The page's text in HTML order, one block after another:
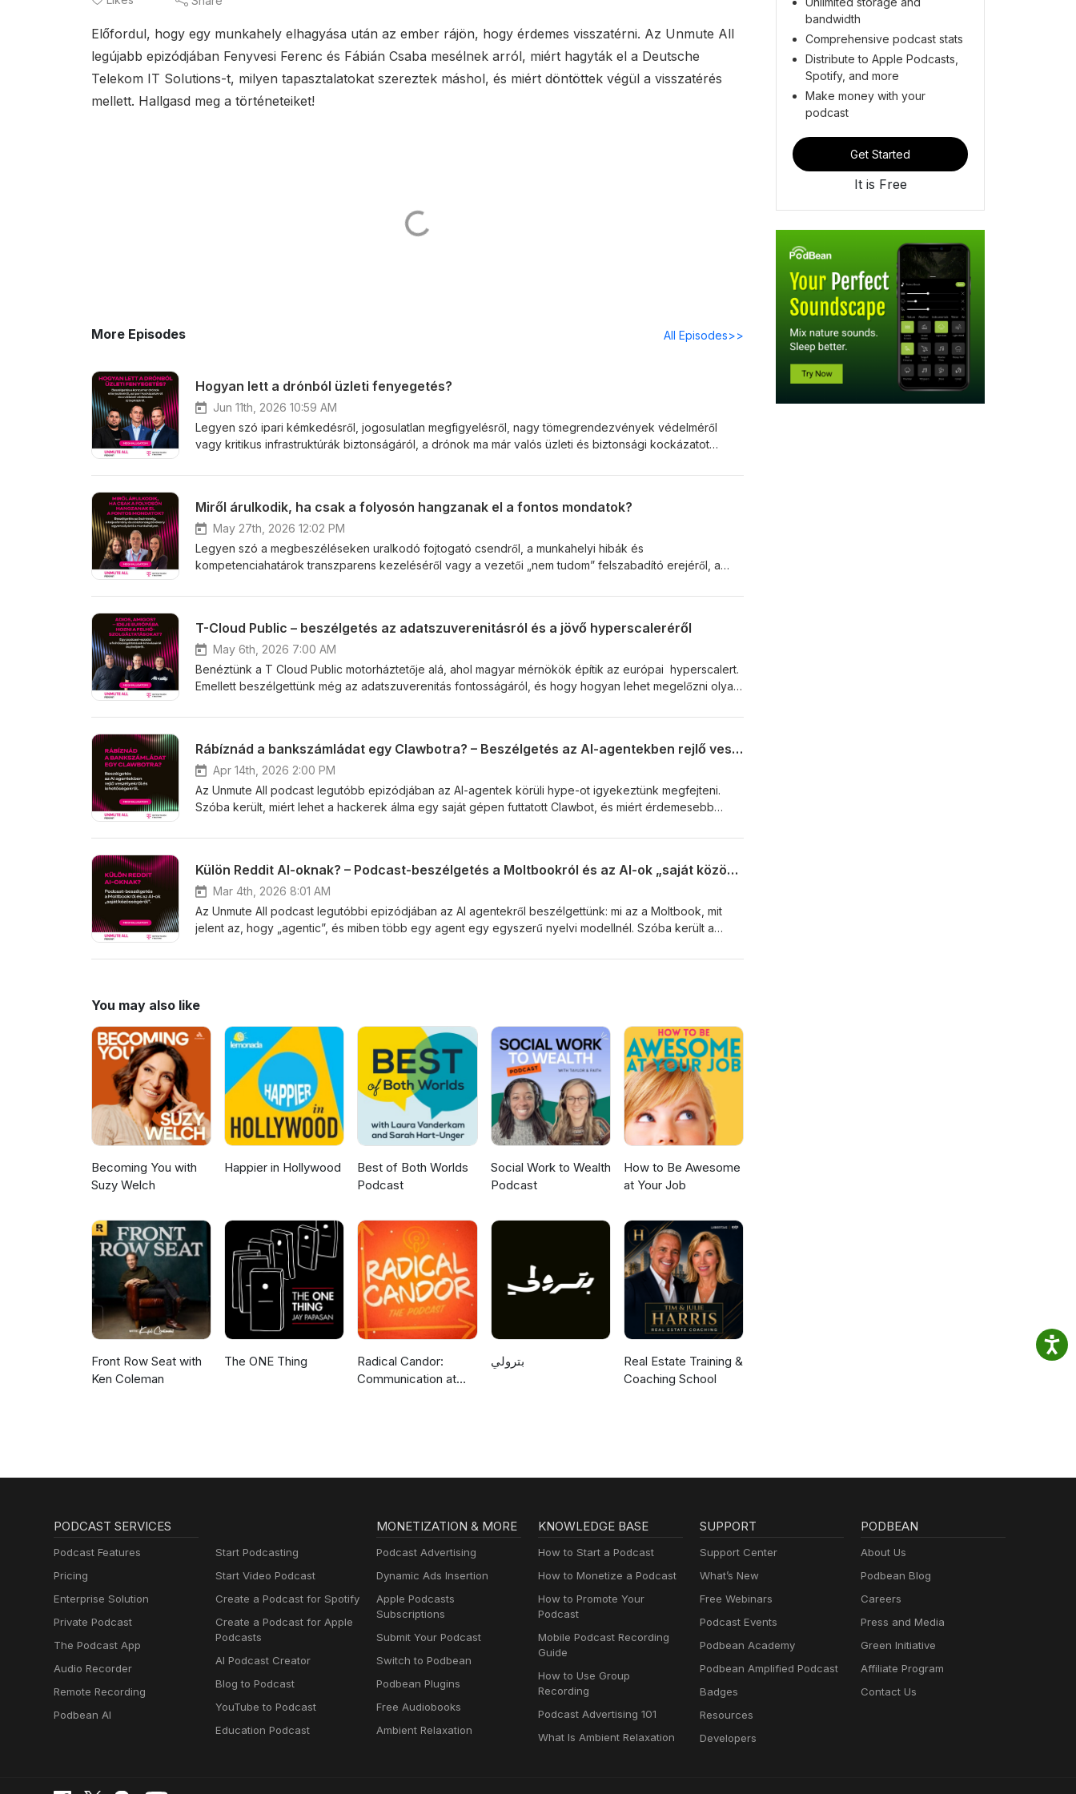
Előfordul, hogy egy munkahely elhagyása után az ember rájön, hogy érdemes visszatérni. Az Unmute All
legújabb epizódjában Fenyvesi Ferenc és Fábián Csaba mesélnek arról, miért hagyták el a Deutsche
Telekom IT Solutions-t, milyen tapasztalatokat szereztek máshol, és miért döntöttek végül a visszatérés
mellett. Hallgasd meg a történeteiket!
More Episodes All Episodes>>
Hogyan lett a drónból üzleti fenyegetés?
Jun 11th, 2026 10:59 AM
Legyen szó ipari kémkedésről, jogosulatlan megfigyelésről, nagy tömegrendezvények védelméről
vagy kritikus infrastruktúrák biztonságáról, a drónok ma már valós üzleti és biztonsági kockázatot
és arról beszélgettünk, miért nem elég néhány kamera a levegőből érkező fenyegetések
Miről árulkodik, ha csak a folyosón hangzanak el a fontos mondatok?
May 27th, 2026 12:02 PM
Legyen szó a megbeszéléseken uralkodó fojtogató csendről, a munkahelyi hibák és
kompetenciahatárok transzparens kezeléséről vagy a vezetői „nem tudom” felszabadító erejéről, a
teljesítmény és a visszajelzések háromszögében mozogtunk. Ha érdekel, hallgasd meg ezt az
T-Cloud Public – beszélgetés az adatszuverenitásról és a jövő hyperscaleréről
May 6th, 2026 7:00 AM
Benéztünk a T Cloud Public motorháztetője alá, ahol magyar mérnökök építik az európai hyperscalert.
Emellett beszélgettünk még az adatszuverenitás fontosságáról, és hogy hogyan lehet megelőzni olyan
Rábíznád a bankszámládat egy Clawbotra? – Beszélgetés az AI-agentekben rejlő veszélyekről és lehetőségekről.
Apr 14th, 2026 2:00 PM
Az Unmute All podcast legutóbb epizódjában az AI-agentek körüli hype-ot igyekeztünk megfejteni.
Szóba került, miért lehet a hackerek álma egy saját gépen futtatott Clawbot, és miért érdemesebb
dashboardok trónfosztásáról, a QWERTY-billentyűzet tanulságos analógiájáról, valamint arról, hogyan
dokumentációig.
Külön Reddit AI-oknak? – Podcast-beszélgetés a Moltbookról és az AI-ok „saját közösségéről"
Mar 4th, 2026 8:01 AM
Az Unmute All podcast legutóbbi epizódjában az AI agentekről beszélgettünk: mi az a Moltbook, mit
jelent az, hogy „agentic”, és miben több egy agent egy egyszerű nyelvi modellnél. Szóba került a
számít, mit „akar” az AI, hanem az, hogy mi milyen határokat szabunk neki.
You may also like
Becoming You with
Suzy Welch
Happier in Hollywood
Best of Both Worlds
Podcast
Social Work to Wealth
Podcast
How to Be Awesome
at Your Job
Front Row Seat with
Ken Coleman
The ONE Thing
Radical Candor:
Communication at
بترولي
Real Estate Training &
Coaching School
bandwidth
Comprehensive podcast stats
Distribute to Apple Podcasts,
Spotify, and more
Make money with your
podcast
Get Started
It is Free
PODCAST SERVICES
Podcast Features
Pricing
Enterprise Solution
Private Podcast
The Podcast App
Audio Recorder
Remote Recording
Podbean AI
Start Podcasting
Start Video Podcast
Create a Podcast for Spotify
Create a Podcast for Apple
Podcasts
AI Podcast Creator
Blog to Podcast
YouTube to Podcast
Education Podcast
MONETIZATION & MORE
Podcast Advertising
Dynamic Ads Insertion
Apple Podcasts
Subscriptions
Submit Your Podcast
Switch to Podbean
Podbean Plugins
Free Audiobooks
Ambient Relaxation
KNOWLEDGE BASE
How to Start a Podcast
How to Monetize a Podcast
How to Promote Your
Podcast
Mobile Podcast Recording
Guide
How to Use Group
Recording
Podcast Advertising 101
What Is Ambient Relaxation
SUPPORT
Support Center
What’s New
Free Webinars
Podcast Events
Podbean Academy
Podbean Amplified Podcast
Badges
Resources
Developers
PODBEAN
About Us
Podbean Blog
Careers
Press and Media
Green Initiative
Affiliate Program
Contact Us